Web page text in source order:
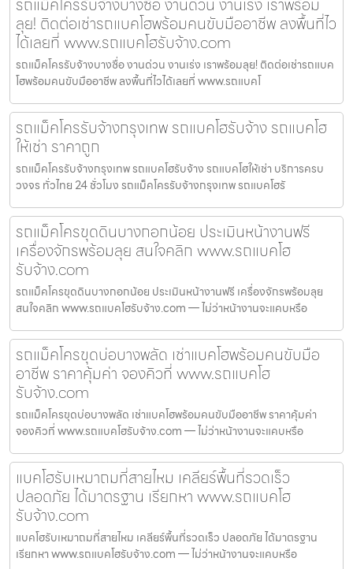
ลุย! ติดต่อเช่ารถแบคโฮพร้อมคนขับมืออาชีพ ลงพื้นที่ไว
ได้เลยที่ www.รถแบคโฮรับจ้าง.com
รถแม็คโครรับจ้างบางซื่อ งานด่วน งานเร่ง เราพร้อมลุย! ติดต่อเช่ารถแบค
โฮพร้อมคนขับมืออาชีพ ลงพื้นที่ไวได้เลยที่ www.รถแบคโ
รถแม็คโครรับจ้างกรุงเทพ รถแบคโฮรับจ้าง รถแบคโฮ
ให้เช่า ราคาถูก
รถแม็คโครรับจ้างกรุงเทพ รถแบคโฮรับจ้าง รถแบคโฮให้เช่า บริการครบ
วงจร ทั่วไทย 24 ชั่วโมง รถแม็คโครรับจ้างกรุงเทพ รถแบคโฮรั
รถแม็คโครขุดดินบางกอกน้อย ประเมินหน้างานฟรี
เครื่องจักรพร้อมลุย สนใจคลิก www.รถแบคโฮ
รับจ้าง.com
รถแม็คโครขุดดินบางกอกน้อย ประเมินหน้างานฟรี เครื่องจักรพร้อมลุย
สนใจคลิก www.รถแบคโฮรับจ้าง.com — ไม่ว่าหน้างานจะแคบหรือ
รถแม็คโครขุดบ่อบางพลัด เช่าแบคโฮพร้อมคนขับมือ
อาชีพ ราคาคุ้มค่า จองคิวที่ www.รถแบคโฮ
รับจ้าง.com
รถแม็คโครขุดบ่อบางพลัด เช่าแบคโฮพร้อมคนขับมืออาชีพ ราคาคุ้มค่า
จองคิวที่ www.รถแบคโฮรับจ้าง.com — ไม่ว่าหน้างานจะแคบหรือ
แบคโฮรับเหมาถมที่สายไหม เคลียร์พื้นที่รวดเร็ว
ปลอดภัย ได้มาตรฐาน เรียกหา www.รถแบคโฮ
รับจ้าง.com
แบคโฮรับเหมาถมที่สายไหม เคลียร์พื้นที่รวดเร็ว ปลอดภัย ได้มาตรฐาน
เรียกหา www.รถแบคโฮรับจ้าง.com — ไม่ว่าหน้างานจะแคบหรือ